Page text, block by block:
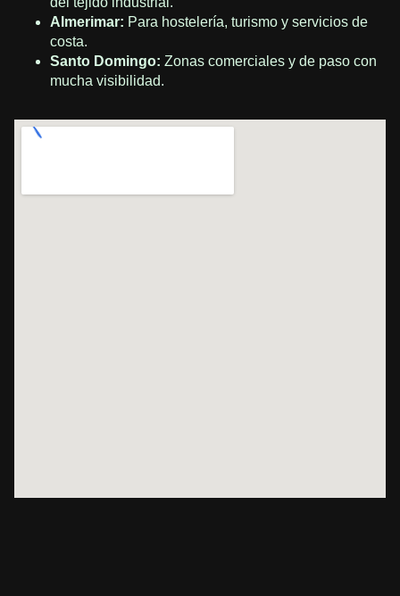
Almerimar: Para hostelería, turismo y servicios de
costa.
Santo Domingo: Zonas comerciales y de paso con
mucha visibilidad.